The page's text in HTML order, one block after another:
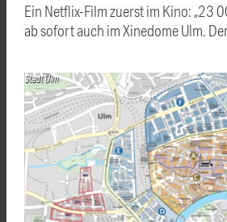
Ein Netflix-Film zuerst im Kino: „23
ab sofort auch im Xinedome Ulm.
Stadt Ulm